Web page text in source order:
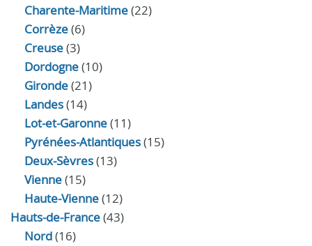
Charente-Maritime(22)
Corrèze(6)
Creuse(3)
Dordogne(10)
Gironde(21)
Landes(14)
Lot-et-Garonne(11)
Pyrénées-Atlantiques(15)
Deux-Sèvres(13)
Vienne(15)
Haute-Vienne(12)
Hauts-de-France(43)
Nord(16)